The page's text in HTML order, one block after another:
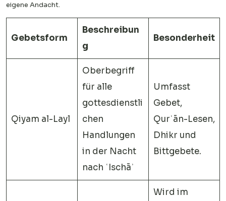
eigene Andacht.
Gebetsform
Beschreibun
g
Besonderheit
Qiyam al-Layl
Oberbegriff
für alle
gottesdienstli
chen
Handlungen
in der Nacht
nach ʿIschāʾ
Umfasst
Gebet,
Qurʾān-Lesen,
Dhikr und
Bittgebete.
Wird im